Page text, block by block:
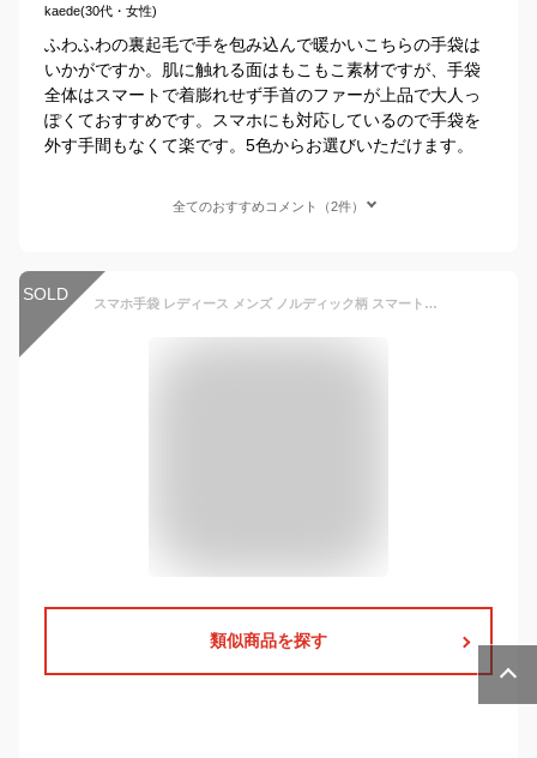
kaede(30代・女性)
ふわふわの裏起毛で手を包み込んで暖かいこちらの手袋は
いかがですか。肌に触れる面はもこもこ素材ですが、手袋
全体はスマートで着膨れせず手首のファーが上品で大人っ
ぽくておすすめです。スマホにも対応しているので手袋を
外す手間もなくて楽です。5色からお選びいただけます。
全てのおすすめコメント（2件）
SOLD スマホ手袋 レディース メンズ ノルディック柄 スマートフォン対応手袋 ニット グローブ 冬 男性 紳士 gloves 女性 婦人 大人用 防寒 暖か 自転車 サイクリング 雑貨 プレゼント タッチパネル対応 北欧 タッチグローブ おしゃれ かわいい 通勤 通学 スマホ対応
類似商品を探す